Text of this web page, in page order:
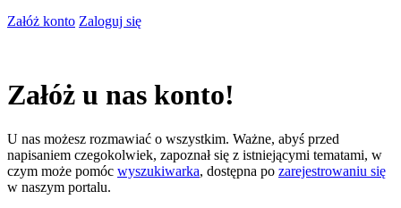
Załóż konto Zaloguj się
Załóż u nas konto!
U nas możesz rozmawiać o wszystkim. Ważne, abyś przed
napisaniem czegokolwiek, zapoznał się z istniejącymi tematami, w
czym może pomóc wyszukiwarka, dostępna po zarejestrowaniu się
w naszym portalu.